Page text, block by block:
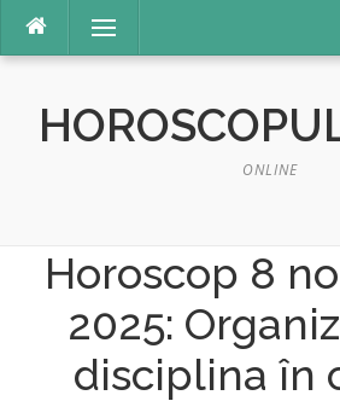
conținut
Meniu
ONLINE
Horoscop 8
2025:
disciplina în